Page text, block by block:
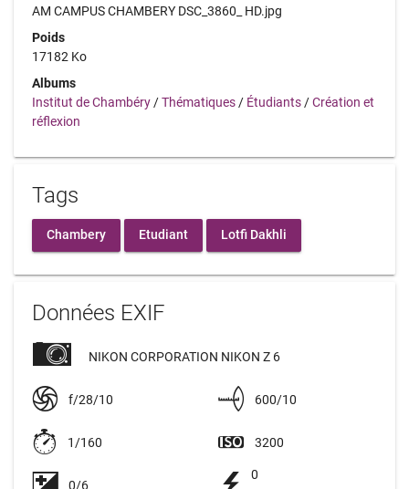
AM CAMPUS CHAMBERY DSC_3860_ HD.jpg
Poids
17182 Ko
Albums
Institut de Chambéry /Thématiques / Étudiants /Création et
réflexion
Tags
Chambery Etudiant Lotfi Dakhli
Données EXIF
NIKON CORPORATION NIKON Z 6
f/28/10 600/10
1/160 3200
0/6
0